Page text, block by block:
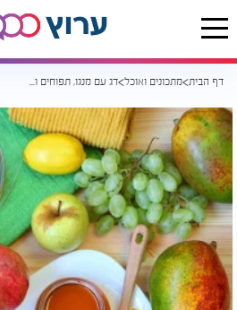
דף הבית מתכונים ואוכל דג עם מנגו, תפוחים ורימונים בתנור